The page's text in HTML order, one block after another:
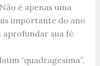
é apenas uma
importante do ano
sua fé.
“quadragesima”,